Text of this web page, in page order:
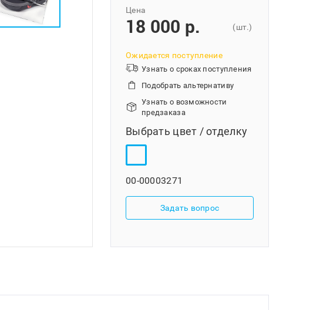
Цена
18 000 p. (шт.)
Ожидается поступление
Узнать о сроках поступления
Подобрать альтернативу
Узнать о возможности
предзаказа
Выбрать цвет / отделку
00-00003271
Задать вопрос